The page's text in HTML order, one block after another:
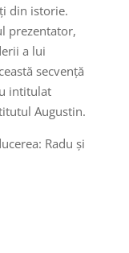
din istorie.
prezentator,
a lui
secvență
intitulat
Augustin.
Radu și